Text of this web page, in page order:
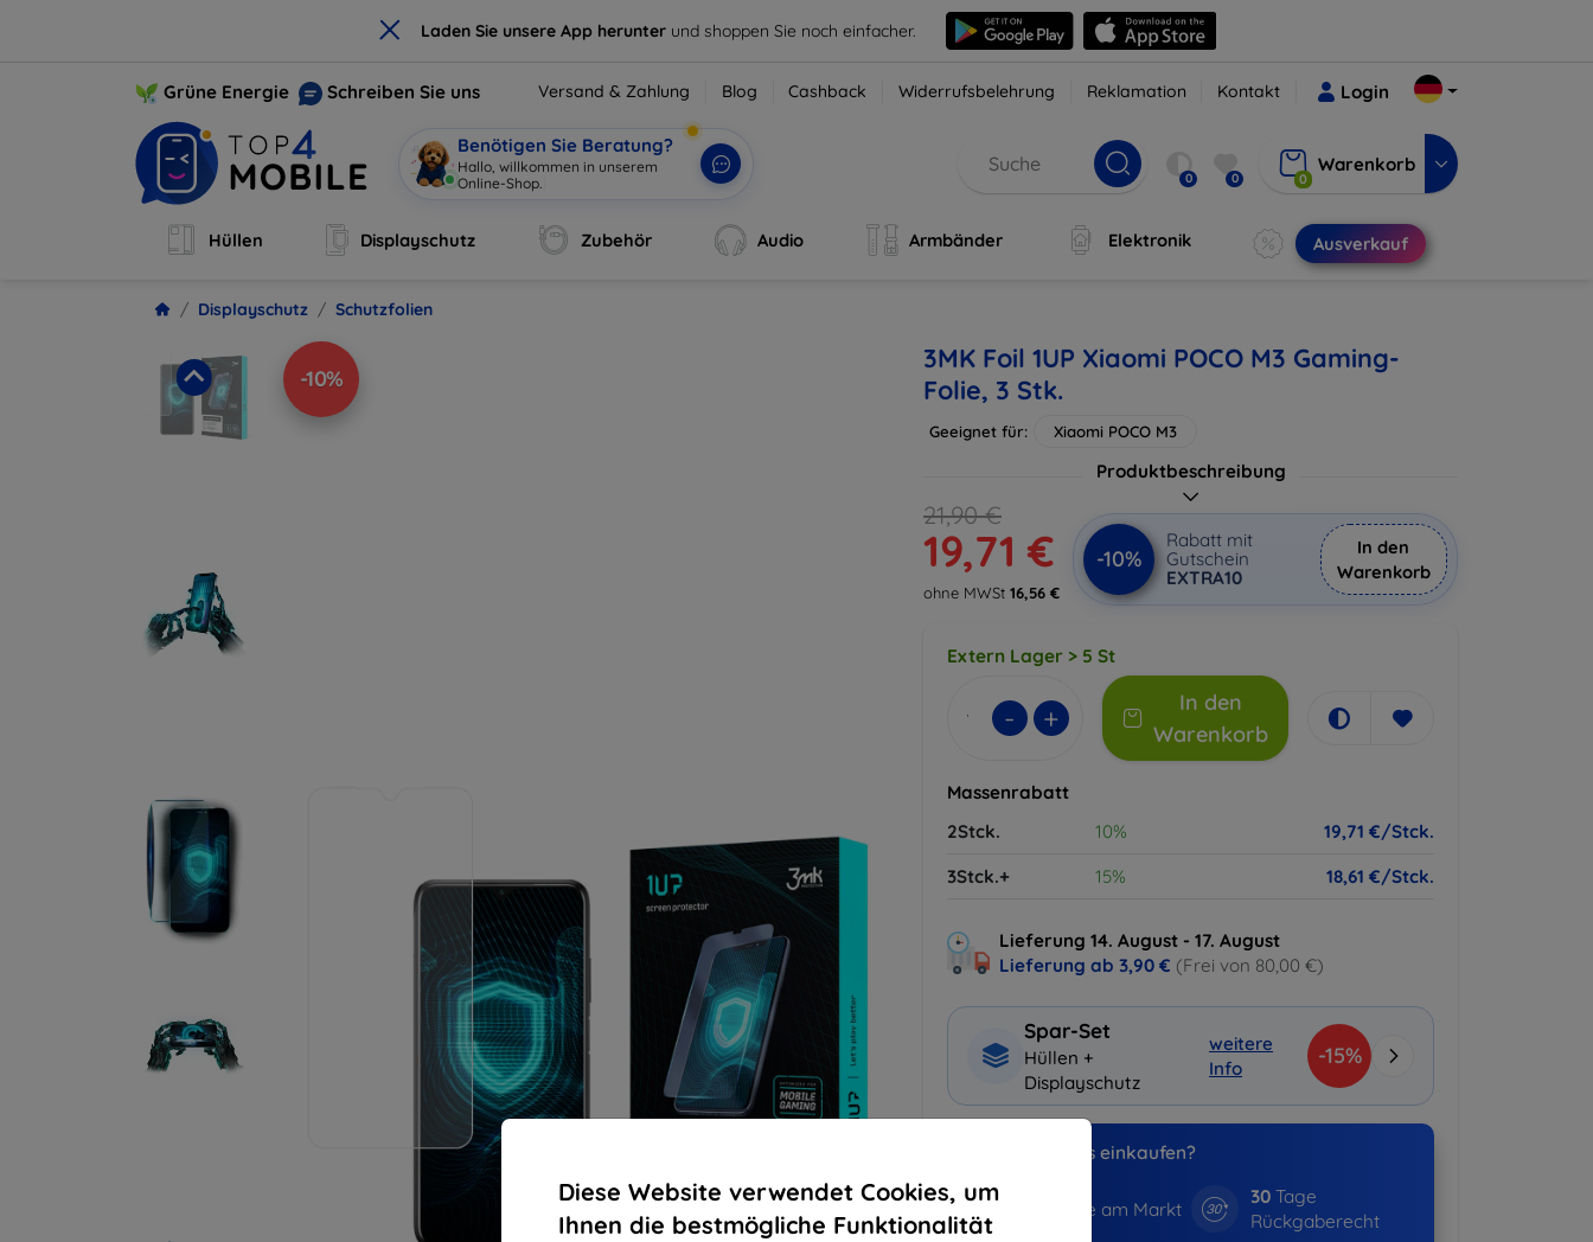
× Laden Sie unsere App herunter und shoppen Sie noch einfacher.
Diese Website verwendet Cookies, um
Ihnen die bestmögliche Funktionalität
Grüne Energie Schreiben Sie uns Versand & Zahlung Blog Cashback Widerrufsbelehrung Reklamation Kontakt Login
Benötigen Sie Beratung?
Hallo, willkommen in unserem
Online-Shop.
0 0 0
Warenkorb
Hüllen Displayschutz Zubehör Audio Armbänder Elektronik Ausverkauf
Displayschutz Schutzfolien
-10%
3MK Foil 1UP Xiaomi POCO M3 Gaming-
Folie, 3 Stk.
Geeignet für: Xiaomi POCO M3
Produktbeschreibung
21,90 €
19,71 €
ohne MWSt 16,56 €
-10%
Rabatt mit
Gutschein
EXTRA10
In den
Warenkorb
Extern Lager > 5 St
- +
In den
Warenkorb
Massenrabatt
2Stck.
10%
19,71 €/Stck.
3Stck.+
15% 18,61 €/Stck.
Lieferung 14. August - 17. August
Lieferung ab 3,90 € (Frei von 80,00 €)
Spar-Set
Hüllen +
Displayschutz
weitere
Info
-15%
Warum bei uns einkaufen?
Jahre am Markt
30Tage
Rückgaberecht